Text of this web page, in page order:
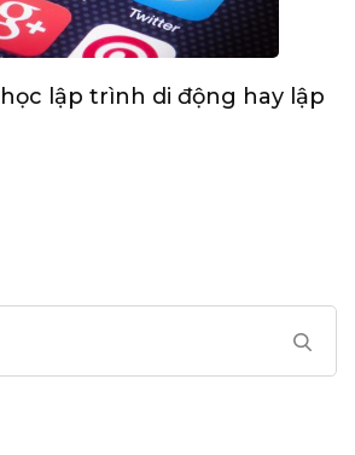
lập trình di động hay lập